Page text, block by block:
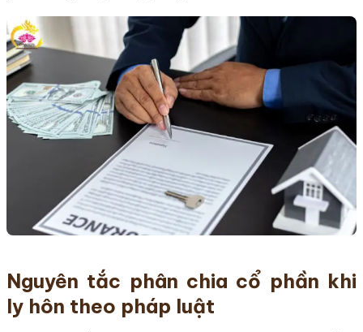
Nguyên tắc phân chia cổ phần khi
ly hôn theo pháp luật